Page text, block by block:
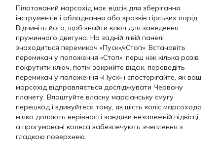
Пілотований марсохід має відсік для зберігання
інструментів і обладнання або зразків гірських порід.
Відчиніть його, щоб знайти ключ для заведення
пружинного двигуна. На задній лівій панелі
знаходиться перемикач «Пуск»/«Стоп». Встановіть
перемикач у положення «Стоп», перш ніж кілька разів
покрутити ключ, потім закрийте відсік, переведіть
перемикач у положення «Пуск» і спостерігайте, як ваш
марсохід відправляється досліджувати Червону
планету. Влаштуйте власну марсіанську смугу
перешкод і здивуйтеся тому, як шість коліс марсохода
м’яко долають нерівності завдяки незалежній підвісці,
а прогумовані колеса забезпечують зчеплення з
гладкою поверхнею.